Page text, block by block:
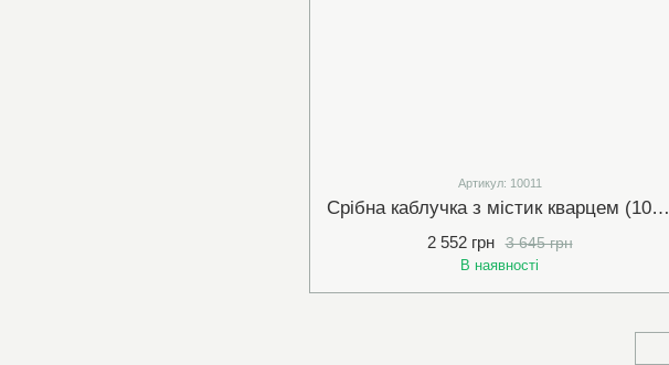
Артикул: 10011
Срібна каблучка з містик кварцем (10011)
3 645 грн
2 552 грн
В наявності